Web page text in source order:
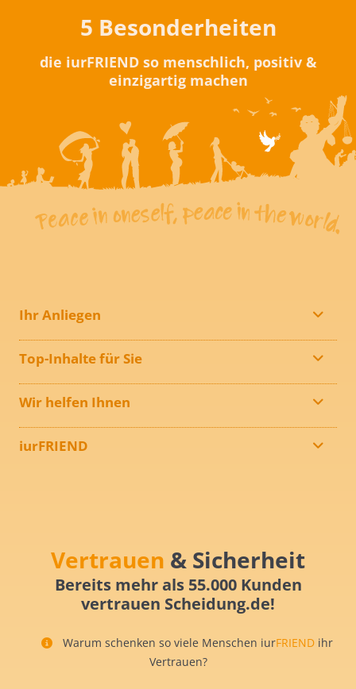
5 Besonderheiten
die iurFRIEND so menschlich, positiv &
einzigartig machen
Ihr Anliegen
Top-Inhalte für Sie
Wir helfen Ihnen
iurFRIEND
Vertrauen & Sicherheit
Bereits mehr als 55.000 Kunden
vertrauen Scheidung.de!
Warum schenken so viele Menschen iurFRIEND ihr
Vertrauen?